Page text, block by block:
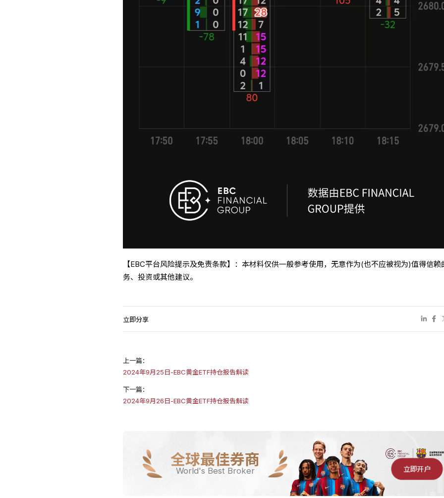
【EBC平台风险提示及免责条款】：本材料仅供一般参考使用，无意作为(也不应被视为)值得信赖
务、投资或其他建议。
立即分享
上一篇：
2024年9月25日-EBC黄金ETF持仓报告解读
下一篇：
2024年9月26日-EBC黄金ETF持仓报告解读
全球最佳券商
World's Best Broker 立即开户